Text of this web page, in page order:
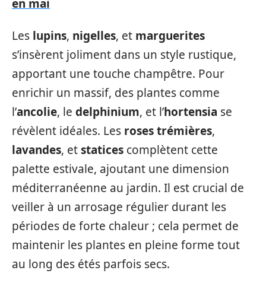
en mai
Les lupins, nigelles, et marguerites
s’insèrent joliment dans un style rustique,
apportant une touche champêtre. Pour
enrichir un massif, des plantes comme
l’ancolie, le delphinium, et l’hortensia se
révèlent idéales. Les roses trémières,
lavandes, etstatices complètent cette
palette estivale, ajoutant une dimension
méditerranéenne au jardin. Il est crucial de
veiller à un arrosage régulier durant les
périodes de forte chaleur ; cela permet de
maintenir les plantes en pleine forme tout
au long des étés parfois secs.